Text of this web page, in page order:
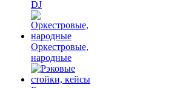
DJ
Оркестровые,
народные